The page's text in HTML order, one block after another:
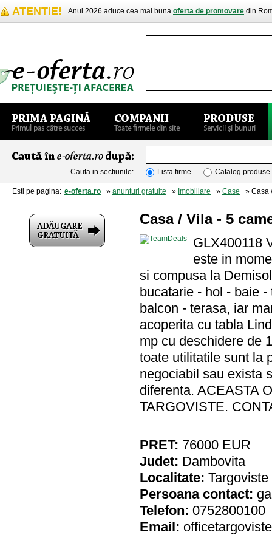
ATENTIE! Anul 2026 aduce cea mai buna oferta de promovare din
Cauta in sectiunile: Lista firme Catalog produse
Esti pe pagina: e-oferta.ro » anunturi gratuite » Imobiliare » Case » Casa
Casa / Vila - 5
GLX400118
este in
si compusa la
bucatarie - hol - baie
balcon - terasa, iar
acoperita cu tabla
mp cu deschidere de
toate utilitatile sunt la
negociabil sau exista
diferenta. ACEASTA
TARGOVISTE.
PRET: 76000 EUR
Judet: Dambovita
Localitate: Targoviste
Persoana contact:
Telefon: 0752800100
Email: